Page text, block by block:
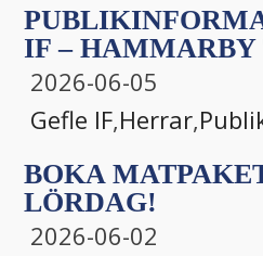
IF – HAMMARBY
2026-06-05
Gefle IF,Herrar,
BOKA
LÖRDAG!
2026-06-02